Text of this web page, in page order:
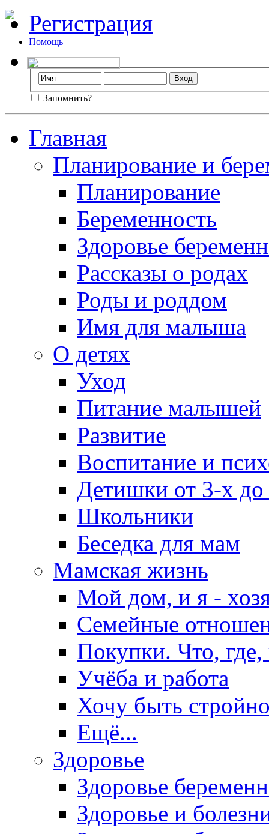
Регистрация
Помощь
Запомнить?
Главная
Планирование и
Планирование
Беременность
Здоровье
Рассказы о родах
Роды и роддом
Имя для малыша
О детях
Уход
Питание малышей
Развитие
Воспитание и
Детишки от 3-х
Школьники
Беседка для мам
Мамская жизнь
Мой дом, и я -
Семейные
Покупки. Что, где,
Учёба и работа
Хочу быть
Ещё...
Здоровье
Здоровье
Здоровье и